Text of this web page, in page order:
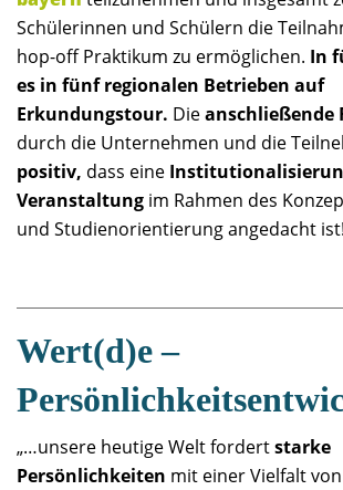
Schülerinnen und Schülern die
hop-off Praktikum zu ermöglichen. In
es in fünf regionalen Betrieben auf
Erkundungstour. Dieanschließende
durch die Unternehmen und die
positiv, dass eine
Veranstaltung im Rahmen des
und Studienorientierung angedacht ist!
Wert(d)e –
„…unsere heutige Welt fordertstarke
Persönlichkeiten mit einer Vielfalt von